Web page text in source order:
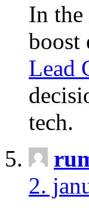
In the
boost
Lead
tech.
2.